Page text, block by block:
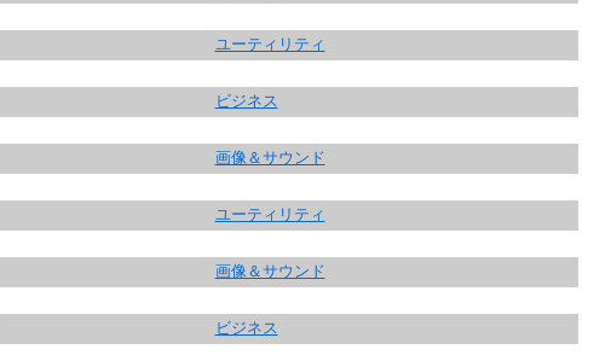
ユーティリティ
ビジネス
画像＆サウンド
ユーティリティ
画像＆サウンド
ビジネス